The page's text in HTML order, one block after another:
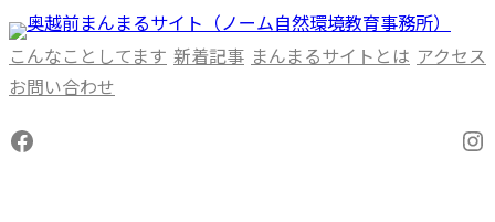
内
容
を
キ
こんなことしてます 新着記事 まんまるサイトとは アクセス
お問い合わせ
Facebook